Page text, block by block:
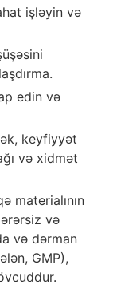
işləyin və
edin və
keyfiyyət
və xidmət
materialının
və
və dərman
GMP),